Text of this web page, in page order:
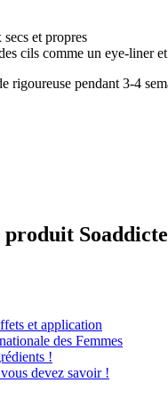
et propres
cils comme un eye-liner
rigoureuse pendant 3-4
et application
des Femmes
!
devez savoir !